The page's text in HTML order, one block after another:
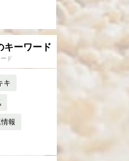
キーワード
ド
キ
報